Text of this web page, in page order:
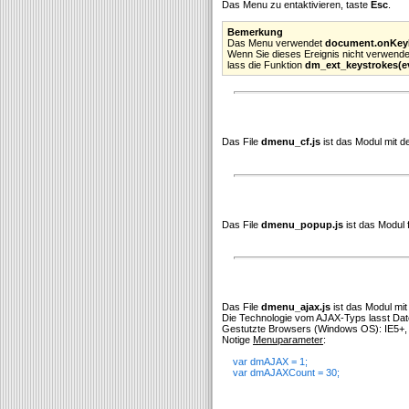
Das Menu zu entaktivieren, taste Esc
Bemerkung
Das Menu verwendet
Wenn Sie dieses Ereignis nicht
lass die Funktion
Das File dmenu_cf.js ist das Modul mit
Das File dmenu_popup.js ist das Modul
Das File dmenu_ajax.js ist das Modul
Die Technologie vom AJAX-Typs lasst
Gestutzte Browsers (Windows OS):
Notige Menuparameter:
var dmAJAX = 1;
var dmAJAXCount = 30;